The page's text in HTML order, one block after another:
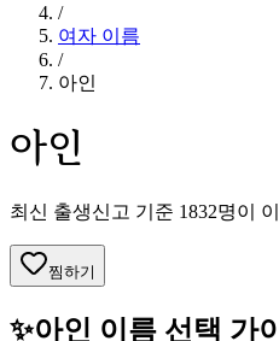
/
여자 이름
/
아인
아인
최신 출생신고 기준 1832명이
찜하기
✨아인 이름 선택 가